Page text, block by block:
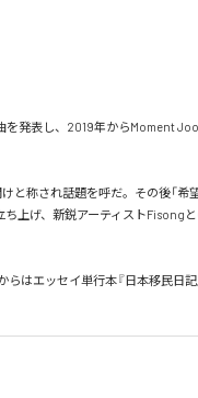
を発表し、2019年からMoment
と称され話題を呼だ。その後「希
ち上げ、新鋭アーティストFisong
はエッセイ単行本『日本移民日